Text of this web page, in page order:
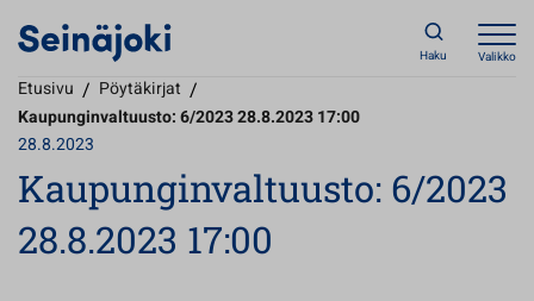
Haku Valikko
Etusivu / Pöytäkirjat /
Kaupunginvaltuusto: 6/2023 28.8.2023 17:00
28.8.2023
Kaupunginvaltuusto: 6/2023
28.8.2023 17:00